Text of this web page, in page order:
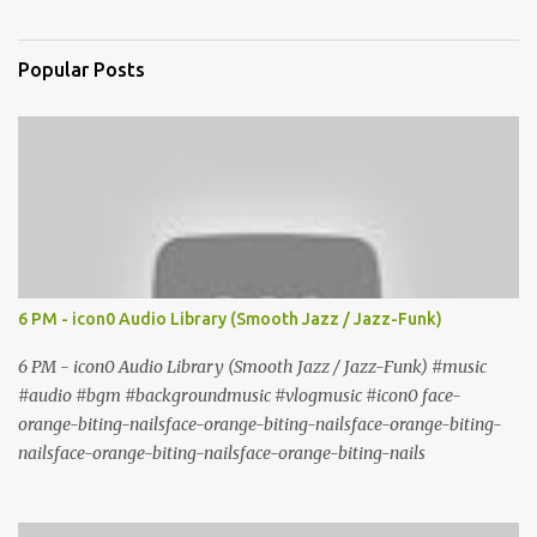
Popular Posts
6 PM - icon0 Audio Library (Smooth Jazz / Jazz-Funk)
6 PM - icon0 Audio Library (Smooth Jazz / Jazz-Funk) #music
#audio #bgm #backgroundmusic #vlogmusic #icon0 face-
orange-biting-nailsface-orange-biting-nailsface-orange-biting-
nailsface-orange-biting-nailsface-orange-biting-nails